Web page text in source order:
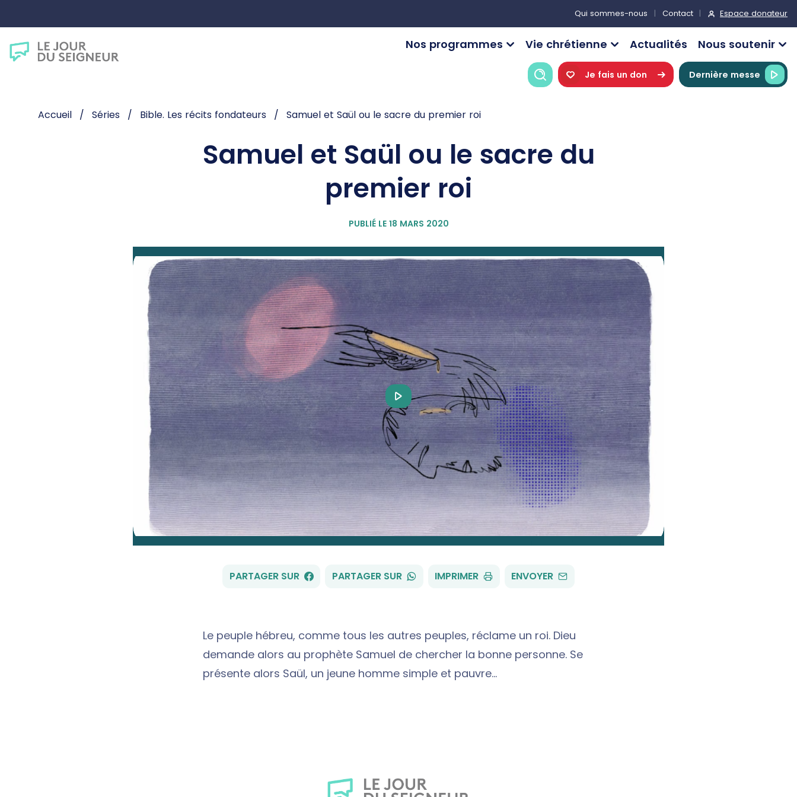
Qui sommes-nous Contact Espace donateur
Nos programmes Vie chrétienne Actualités Nous soutenir
RechercheJe fais un don Dernière messe
Accueil Séries Bible. Les récits fondateurs Samuel et Saül ou le sacre du premier roi
Samuel et Saül ou le sacre du
premier roi
PUBLIÉ LE 18 MARS 2020
Play
Video
PARTAGER SUR FACEBOOK
PARTAGER SUR WHATSAPP
IMPRIMER ENVOYER PAR
Le peuple hébreu, comme tous les autres peuples, réclame un roi. Dieu
demande alors au prophète Samuel de chercher la bonne personne. Se
présente alors Saül, un jeune homme simple et pauvre…